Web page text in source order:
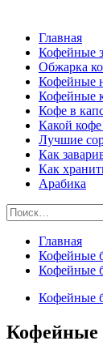
Главная
Кофейные
Обжарка
Кофейные
Кофейные
Кофе в
Какой
Лучшие
Как
Как
Арабика
Найти:
Главная
Кофейные
Кофейные
Кофейные
Кофейные